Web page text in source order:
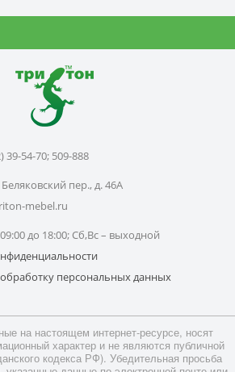
39-54-70; 509-888
Беляковский пер., д. 46А
mebel.ru
до 18:00; Сб,Вс – выходной
персональных данных
на настоящем интернет-ресурсе, носят
характер и не являются публичной
кодекса РФ). Убедительная просьба